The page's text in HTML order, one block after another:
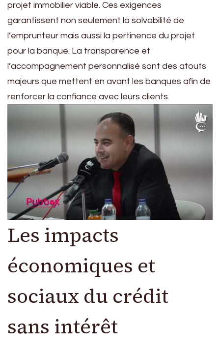
projet immobilier viable. Ces exigences
garantissent non seulement la solvabilité de
l’emprunteur mais aussi la pertinence du projet
pour la banque. La transparence et
l’accompagnement personnalisé sont des atouts
majeurs que mettent en avant les banques afin de
renforcer la confiance avec leurs clients.
Les impacts
économiques et
sociaux du crédit
sans intérêt